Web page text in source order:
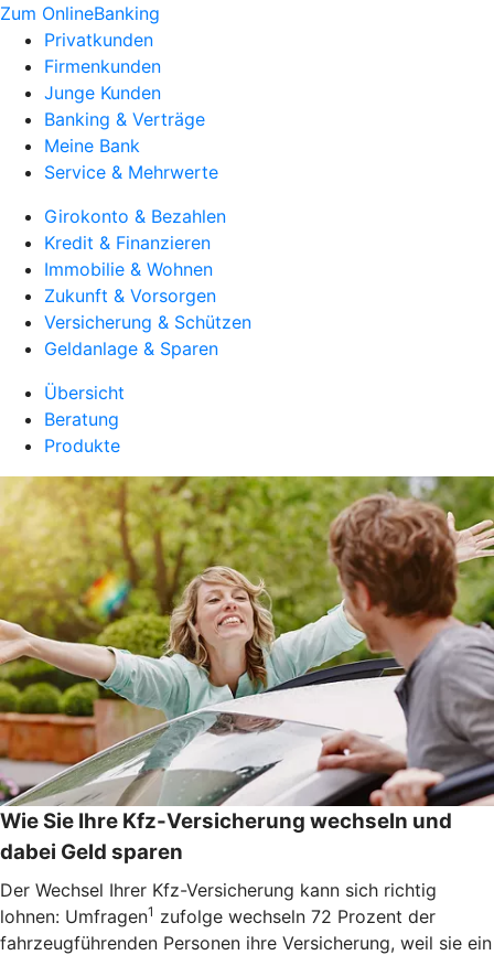
Zum OnlineBanking
Privatkunden
Firmenkunden
Junge Kunden
Banking & Verträge
Meine Bank
Service & Mehrwerte
Girokonto & Bezahlen
Kredit & Finanzieren
Immobilie & Wohnen
Zukunft & Vorsorgen
Versicherung & Schützen
Geldanlage & Sparen
Übersicht
Beratung
Produkte
Wie Sie Ihre Kfz-Versicherung wechseln und
dabei Geld sparen
Der Wechsel Ihrer Kfz-Versicherung kann sich richtig
lohnen: Umfragen1 zufolge wechseln 72 Prozent der
fahrzeugführenden Personen ihre Versicherung, weil sie ein